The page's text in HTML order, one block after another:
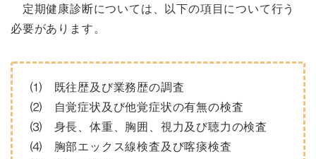
定期健康診断については、以下の項目について行う
必要があります。
⑴ 既往歴及び業務歴の調査
⑵ 自覚症状及び他覚症状の有無の検査
⑶ 身長、体重、胸囲、視力及び聴力の検査
⑷ 胸部エックス線検査及び喀痰検査